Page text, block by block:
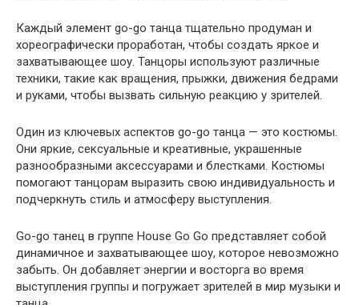
Каждый элемент go-go танца тщательно продуман и
хореографически проработан, чтобы создать яркое и
захватывающее шоу. Танцоры используют различные
техники, такие как вращения, прыжки, движения бедрами
и руками, чтобы вызвать сильную реакцию у зрителей.
Один из ключевых аспектов go-go танца — это костюмы.
Они яркие, сексуальные и креативные, украшенные
разнообразными аксессуарами и блестками. Костюмы
помогают танцорам выразить свою индивидуальность и
подчеркнуть стиль и атмосферу выступления.
Go-go танец в группе House Go Go представляет собой
динамичное и захватывающее шоу, которое невозможно
забыть. Он добавляет энергии и восторга во время
выступления группы и погружает зрителей в мир музыки и